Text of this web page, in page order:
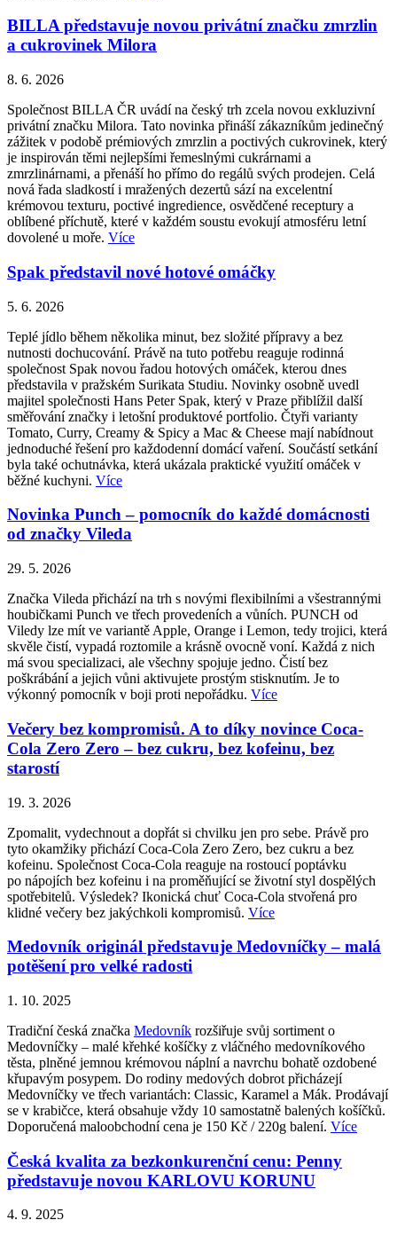
BILLA představuje novou privátní značku zmrzlin
a cukrovinek Milora
8. 6. 2026
Společnost BILLA ČR uvádí na český trh zcela novou exkluzivní
privátní značku Milora. Tato novinka přináší zákazníkům jedinečný
zážitek v podobě prémiových zmrzlin a poctivých cukrovinek, který
je inspirován těmi nejlepšími řemeslnými cukrárnami a
zmrzlinárnami, a přenáší ho přímo do regálů svých prodejen. Celá
nová řada sladkostí i mražených dezertů sází na excelentní
krémovou texturu, poctivé ingredience, osvědčené receptury a
oblíbené příchutě, které v každém soustu evokují atmosféru letní
dovolené u moře. Více
Spak představil nové hotové omáčky
5. 6. 2026
Teplé jídlo během několika minut, bez složité přípravy a bez
nutnosti dochucování. Právě na tuto potřebu reaguje rodinná
společnost Spak novou řadou hotových omáček, kterou dnes
představila v pražském Surikata Studiu. Novinky osobně uvedl
majitel společnosti Hans Peter Spak, který v Praze přiblížil další
směřování značky i letošní produktové portfolio. Čtyři varianty
Tomato, Curry, Creamy & Spicy a Mac & Cheese mají nabídnout
jednoduché řešení pro každodenní domácí vaření. Součástí setkání
byla také ochutnávka, která ukázala praktické využití omáček v
běžné kuchyni. Více
Novinka Punch – pomocník do každé domácnosti
od značky Vileda
29. 5. 2026
Značka Vileda přichází na trh s novými flexibilními a všestrannými
houbičkami Punch ve třech provedeních a vůních. PUNCH od
Viledy lze mít ve variantě Apple, Orange i Lemon, tedy trojici, která
skvěle čistí, vypadá roztomile a krásně ovocně voní. Každá z nich
má svou specializaci, ale všechny spojuje jedno. Čistí bez
poškrábání a jejich vůni aktivujete prostým stisknutím. Je to
výkonný pomocník v boji proti nepořádku. Více
Večery bez kompromisů. A to díky novince Coca-
Cola Zero Zero – bez cukru, bez kofeinu, bez
starostí
19. 3. 2026
Zpomalit, vydechnout a dopřát si chvilku jen pro sebe. Právě pro
tyto okamžiky přichází Coca-Cola Zero Zero, bez cukru a bez
kofeinu. Společnost Coca-Cola reaguje na rostoucí poptávku
po nápojích bez kofeinu i na proměňující se životní styl dospělých
spotřebitelů. Výsledek? Ikonická chuť Coca-Cola stvořená pro
klidné večery bez jakýchkoli kompromisů. Více
Medovník originál představuje Medovníčky – malá
potěšení pro velké radosti
1. 10. 2025
Tradiční česká značka Medovník rozšiřuje svůj sortiment o
Medovníčky – malé křehké košíčky z vláčného medovníkového
těsta, plněné jemnou krémovou náplní a navrchu bohatě ozdobené
křupavým posypem. Do rodiny medových dobrot přicházejí
Medovníčky ve třech variantách: Classic, Karamel a Mák. Prodávají
se v krabičce, která obsahuje vždy 10 samostatně balených košíčků.
Doporučená maloobchodní cena je 150 Kč / 220g balení. Více
Česká kvalita za bezkonkurenční cenu: Penny
představuje novou KARLOVU KORUNU
4. 9. 2025